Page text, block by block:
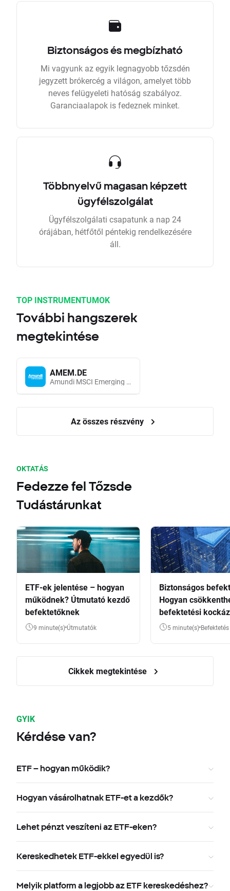
Biztonságos és megbízható
Mi vagyunk az egyik legnagyobb tőzsdén
jegyzett brókercég a világon, amelyet több
neves felügyeleti hatóság szabályoz.
Garanciaalapok is fedeznek minket.
Többnyelvű magasan képzett
ügyfélszolgálat
Ügyfélszolgálati csapatunk a nap 24
órájában, hétfőtől péntekig rendelkezésére
áll.
TOP INSTRUMENTUMOK
További hangszerek
megtekintése
AMEM.DE
Amundi MSCI Emerging Markets UCITS (Acc EUR)
Az összes részvény
OKTATÁS
Fedezze fel Tőzsde
Tudástárunkat
ETF-ek jelentése – hogyan
működnek? Útmutató kezdő
befektetőknek
9 minute(s) Útmutatók
Biztonságos
Hogyan
befektetési
5 minute(s) Befektetés
Cikkek megtekintése
GYIK
Kérdése van?
ETF – hogyan működik?
Hogyan vásárolhatnak ETF-et a kezdők?
Lehet pénzt veszíteni az ETF-eken?
Kereskedhetek ETF-ekkel egyedül is?
Melyik platform a legjobb az ETF kereskedéshez?